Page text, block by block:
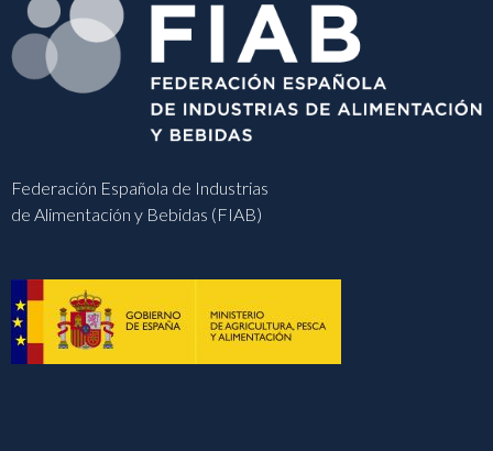
Federación Española de Industrias
de Alimentación y Bebidas (FIAB)